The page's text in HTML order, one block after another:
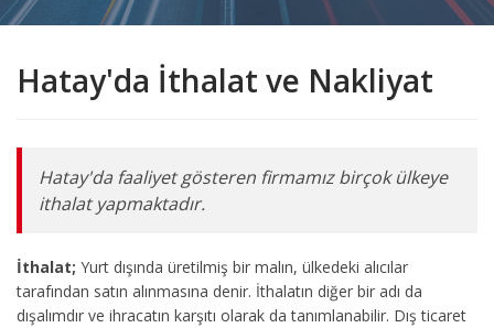
Hatay'da İthalat ve Nakliyat
Hatay'da faaliyet gösteren firmamız birçok ülkeye
ithalat yapmaktadır.
İthalat; Yurt dışında üretilmiş bir malın, ülkedeki alıcılar
tarafından satın alınmasına denir. İthalatın diğer bir adı da
dışalımdır ve ihracatın karşıtı olarak da tanımlanabilir. Dış ticaret